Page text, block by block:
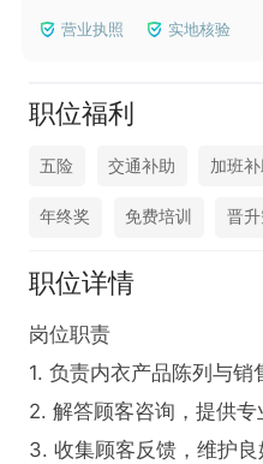
营业执照 实地核验
职位福利
五险 交通补助 加班
年终奖 免费培训 晋
职位详情
岗位职责
1. 负责内衣产品陈列与销
2. 解答顾客咨询，提供专
3. 收集顾客反馈，维护